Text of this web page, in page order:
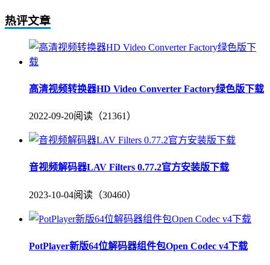
热评文章
高清视频转换器HD Video Converter Factory绿色版下载
2022-09-20阅读（21361）
音视频解码器LAV Filters 0.77.2官方安装版下载
2023-10-04阅读（30460）
PotPlayer新版64位解码器组件包Open Codec v4下载